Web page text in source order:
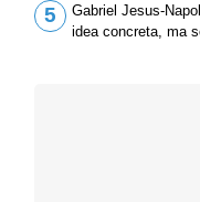
5
Gabriel Jesus-
idea concreta, ma